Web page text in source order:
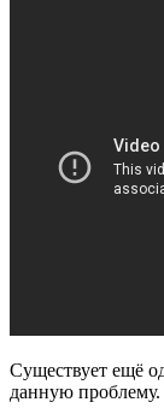
Существует ещё
данную